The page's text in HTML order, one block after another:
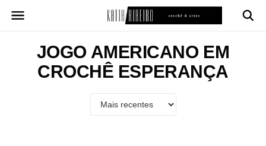
para
JOGO AMERICANO EM
CROCHÊ ESPERANÇA